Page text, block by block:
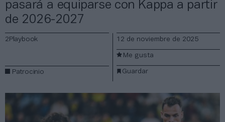
pasará a equiparse con Kappa a partir
de 2026-2027
2Playbook
Patrocinio
12 de noviembre de 2025
Guardar
Me gusta